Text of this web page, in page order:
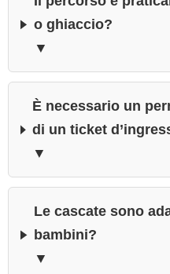
o ghiaccio?
▼
È necessario un
di un ticket
▼
Le cascate sono
bambini?
▼